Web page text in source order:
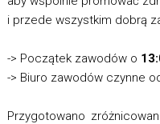
i przede wszystkim dobrą
-> Początek zawodów o
-> Biuro zawodów czynne
Przygotowano